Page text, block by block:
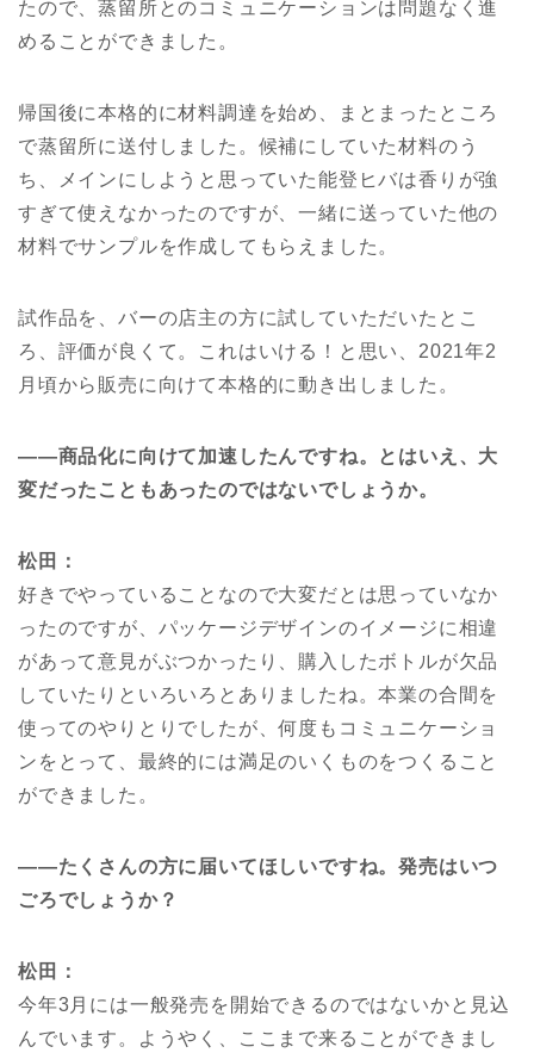
たので、蒸留所とのコミュニケーションは問題なく進
めることができました。
帰国後に本格的に材料調達を始め、まとまったところ
で蒸留所に送付しました。候補にしていた材料のう
ち、メインにしようと思っていた能登ヒバは香りが強
すぎて使えなかったのですが、一緒に送っていた他の
材料でサンプルを作成してもらえました。
試作品を、バーの店主の方に試していただいたとこ
ろ、評価が良くて。これはいける！と思い、2021年2
月頃から販売に向けて本格的に動き出しました。
――商品化に向けて加速したんですね。とはいえ、大
変だったこともあったのではないでしょうか。
松田：
好きでやっていることなので大変だとは思っていなか
ったのですが、パッケージデザインのイメージに相違
があって意見がぶつかったり、購入したボトルが欠品
していたりといろいろとありましたね。本業の合間を
使ってのやりとりでしたが、何度もコミュニケーショ
ンをとって、最終的には満足のいくものをつくること
ができました。
――たくさんの方に届いてほしいですね。発売はいつ
ごろでしょうか？
松田：
今年3月には一般発売を開始できるのではないかと見込
んでいます。ようやく、ここまで来ることができまし